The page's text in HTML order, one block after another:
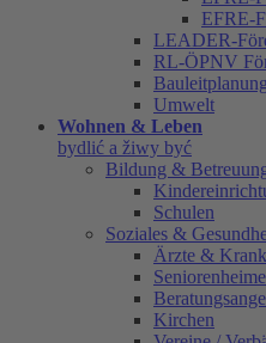
EFRE-
LEADER-
RL-ÖPNV
Bauleitplanung
Umwelt
Wohnen & Leben
bydlić a žiwy być
Bildung &
Schulen
Soziales &
Ärzte &
Kirchen